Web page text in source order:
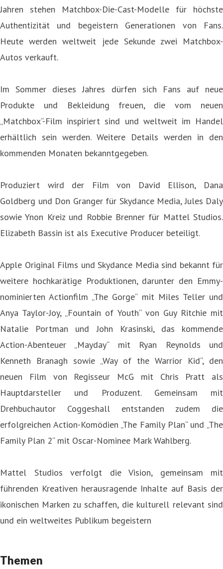
Jahren stehen Matchbox-Die-Cast-Modelle für höchste
Authentizität und begeistern Generationen von Fans.
Heute werden weltweit jede Sekunde zwei Matchbox-
Autos verkauft.
Im Sommer dieses Jahres dürfen sich Fans auf neue
Produkte und Bekleidung freuen, die vom neuen
„Matchbox“-Film inspiriert sind und weltweit im Handel
erhältlich sein werden. Weitere Details werden in den
kommenden Monaten bekanntgegeben.
Produziert wird der Film von David Ellison, Dana
Goldberg und Don Granger für Skydance Media, Jules Daly
sowie Ynon Kreiz und Robbie Brenner für Mattel Studios.
Elizabeth Bassin ist als Executive Producer beteiligt.
Apple Original Films und Skydance Media sind bekannt für
weitere hochkarätige Produktionen, darunter den Emmy-
nominierten Actionfilm „The Gorge“ mit Miles Teller und
Anya Taylor-Joy, „Fountain of Youth“ von Guy Ritchie mit
Natalie Portman und John Krasinski, das kommende
Action-Abenteuer „Mayday“ mit Ryan Reynolds und
Kenneth Branagh sowie „Way of the Warrior Kid“, den
neuen Film von Regisseur McG mit Chris Pratt als
Hauptdarsteller und Produzent. Gemeinsam mit
Drehbuchautor Coggeshall entstanden zudem die
erfolgreichen Action-Komödien „The Family Plan“ und „The
Family Plan 2“ mit Oscar-Nominee Mark Wahlberg.
Mattel Studios verfolgt die Vision, gemeinsam mit
führenden Kreativen herausragende Inhalte auf Basis der
ikonischen Marken zu schaffen, die kulturell relevant sind
und ein weltweites Publikum begeistern
Themen